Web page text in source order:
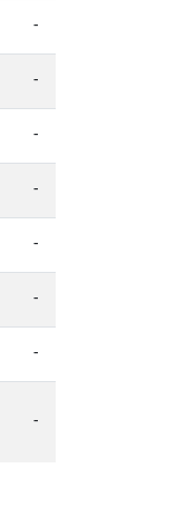
-
-
-
-
-
-
-
-